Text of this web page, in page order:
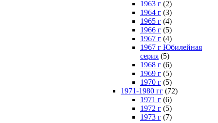
1963 г (2)
1964 г (3)
1965 г (4)
1966 г (5)
1967 г (4)
1967 г Юбилейная
серия (5)
1968 г (6)
1969 г (5)
1970 г (5)
1971-1980 гг (72)
1971 г (6)
1972 г (5)
1973 г (7)